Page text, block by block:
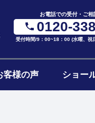
お電話での受付・ご相
0120-
受付時間/9：00~18：00 (水曜、祝
客様の声 ショー